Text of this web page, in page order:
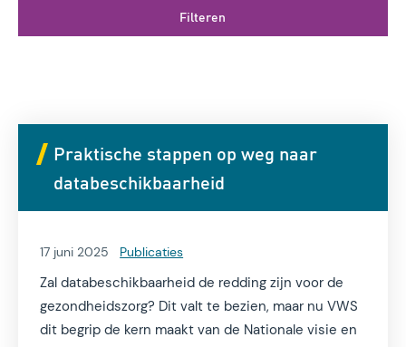
Filteren
Praktische stappen op weg naar
databeschikbaarheid
17 juni 2025 Publicaties
Zal databeschikbaarheid de redding zijn voor de
gezondheidszorg? Dit valt te bezien, maar nu VWS
dit begrip de kern maakt van de Nationale visie en